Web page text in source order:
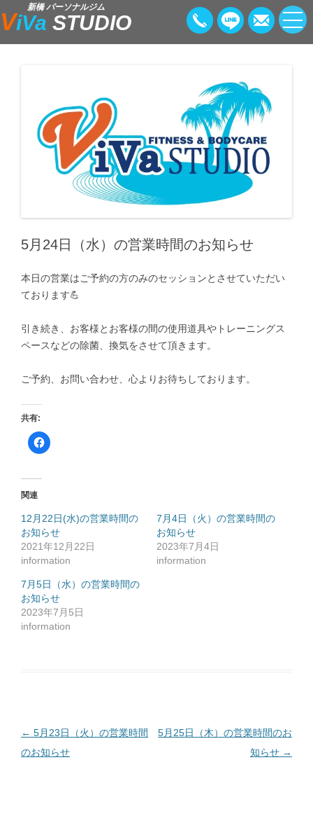
新橋 パーソナルジム
ViVa STUDIO
5月24日（水）の営業時間のお知らせ
本日の営業はご予約の方のみのセッションとさせていただい
ております💪
引き続き、お客様とお客様の間の使用道具やトレーニングス
ペースなどの除菌、換気をさせて頂きます。
ご予約、お問い合わせ、心よりお待ちしております。
共有:
F
a
共
有
す
る
に
は
ク
ッ
ク
し
て
く
だ
さ
で
開
ま
す
関連
12月22日(水)の営業時間の
お知らせ
2021年12月22日
information
7月4日（火）の営業時間の
お知らせ
2023年7月4日
information
7月5日（水）の営業時間の
お知らせ
2023年7月5日
information
投
稿
← 5月23日（火）の営業時間
のお知らせ
5月25日（木）の営業時間のお
知らせ →